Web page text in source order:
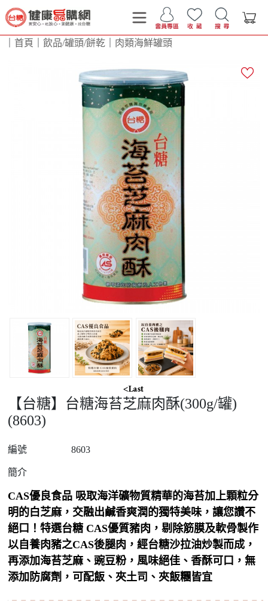
首頁 飲品/罐頭/餅乾 肉類海鮮罐頭
【台糖】台糖海苔芝麻肉酥(300g/罐)
(8603)
編號 8603
簡介
CAS優良食品 吸取海洋礦物質精華的海苔加上顆粒分
明的白芝麻，交融出鹹香爽潤的獨特美味，讓您讚不
絕口！特選台糖 CAS優質豬肉，剔除筋膜及軟骨製作
以自養肉豬之CAS後腿肉，經台糖沙拉油炒製而成，
再添加海苔芝麻、豌豆粉，風味絕佳、香酥可口，無
添加防腐劑，可配飯、夾土司、夾飯糰皆宜